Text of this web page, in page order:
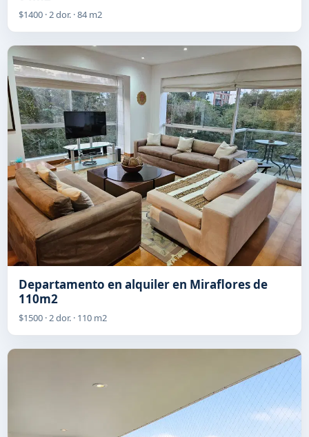
$1400 · 2 dor. · 84 m2
Departamento en alquiler en Miraflores de
110m2
$1500 · 2 dor. · 110 m2